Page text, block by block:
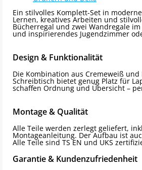
Ein stilvolles Komplett-Set in
Lernen, kreatives Arbeiten und
Bücherregal und zwei Wandregale
und inspirierendes Jugendzimmer
Design & Funktionalität
Die Kombination aus Cremeweiß
Schreibtisch bietet genug Platz für
schaffen Ordnung und Übersicht –
Montage & Qualität
Alle Teile werden zerlegt geliefert,
Montageanleitung. Der Aufbau ist
Alle Teile sind TS EN und UKS
Garantie & Kundenzufriedenheit